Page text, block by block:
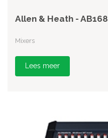
Allen & Heath - AB168
Mixers
Lees meer